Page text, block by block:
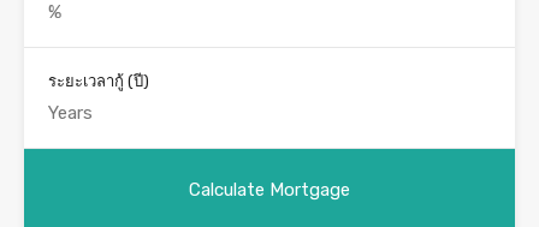
ระยะเวลากู้ (ปี)